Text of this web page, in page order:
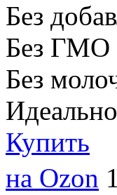
Без
Без ГМО
Без
Купить
на Ozon